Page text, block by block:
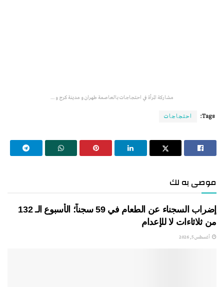
مشاركة المرأة في احتجاجات بالعاصمة طهران و مدينة كرج و …
Tags: احتجاجات
موصى به لك
إضراب السجناء عن الطعام في 59 سجناً؛ الأسبوع الـ 132
من ثلاثاءات لا للإعدام
أغسطس 5, 2026